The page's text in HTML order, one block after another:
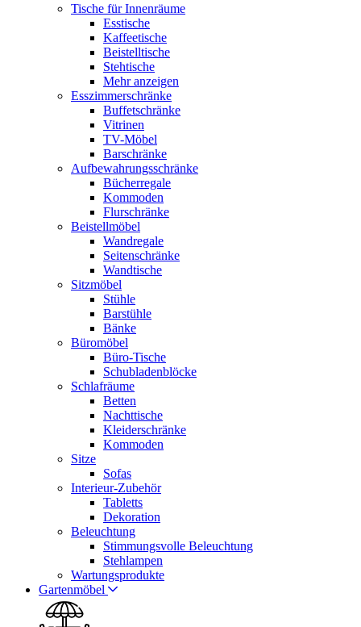
Tische für Innenräume
Esstische
Kaffeetische
Beistelltische
Stehtische
Mehr anzeigen
Esszimmerschränke
Buffetschränke
Vitrinen
TV-Möbel
Barschränke
Aufbewahrungsschränke
Bücherregale
Kommoden
Flurschränke
Beistellmöbel
Wandregale
Seitenschränke
Wandtische
Sitzmöbel
Stühle
Barstühle
Bänke
Büromöbel
Büro-Tische
Schubladenblöcke
Schlafräume
Betten
Nachttische
Kleiderschränke
Kommoden
Sitze
Sofas
Interieur-Zubehör
Tabletts
Dekoration
Beleuchtung
Stimmungsvolle Beleuchtung
Stehlampen
Wartungsprodukte
Gartenmöbel